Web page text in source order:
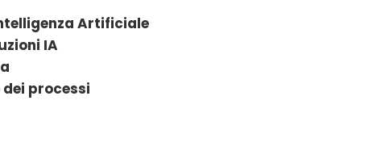
Artificiale
IA
processi